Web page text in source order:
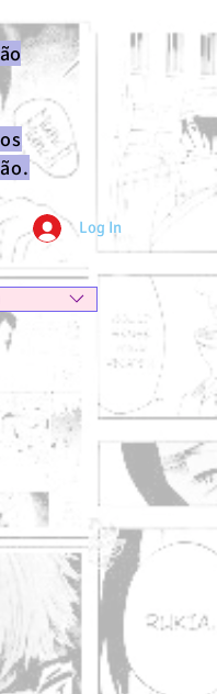
Log In